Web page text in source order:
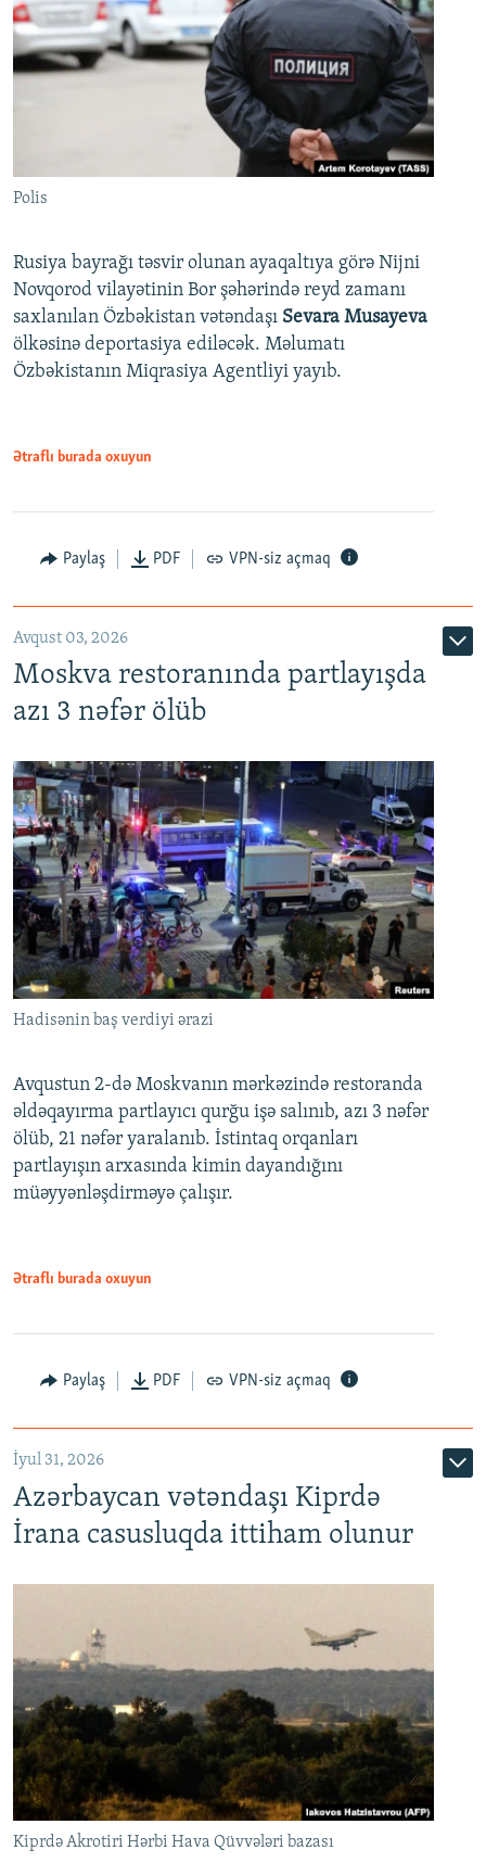
Polis
Rusiya bayrağı təsvir olunan ayaqaltıya görə Nijni
Novqorod vilayətinin Bor şəhərində reyd zamanı
saxlanılan Özbəkistan vətəndaşı Sevara Musayeva
ölkəsinə deportasiya ediləcək. Məlumatı
Özbəkistanın Miqrasiya Agentliyi yayıb.
Ətraflı burada oxuyun
Paylaş PDF VPN-siz açmaq
Avqust 03, 2026
Moskva restoranında partlayışda
azı 3 nəfər ölüb
Hadisənin baş verdiyi ərazi
Avqustun 2-də Moskvanın mərkəzində restoranda
əldəqayırma partlayıcı qurğu işə salınıb, azı 3 nəfər
ölüb, 21 nəfər yaralanıb. İstintaq orqanları
partlayışın arxasında kimin dayandığını
müəyyənləşdirməyə çalışır.
Ətraflı burada oxuyun
Paylaş PDF VPN-siz açmaq
İyul 31, 2026
Azərbaycan vətəndaşı Kiprdə
İrana casusluqda ittiham olunur
Kiprdə Akrotiri Hərbi Hava Qüvvələri bazası